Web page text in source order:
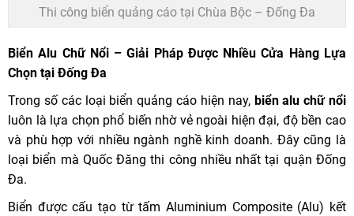
Thi công biển quảng cáo tại Chùa Bộc – Đống Đa
Biển Alu Chữ Nổi – Giải Pháp Được Nhiều Cửa Hàng Lựa
Chọn tại Đống Đa
Trong số các loại biển quảng cáo hiện nay, biển alu chữ nổi
luôn là lựa chọn phổ biến nhờ vẻ ngoài hiện đại, độ bền cao
và phù hợp với nhiều ngành nghề kinh doanh. Đây cũng là
loại biển mà Quốc Đăng thi công nhiều nhất tại quận Đống
Đa.
Biển được cấu tạo từ tấm Aluminium Composite (Alu) kết